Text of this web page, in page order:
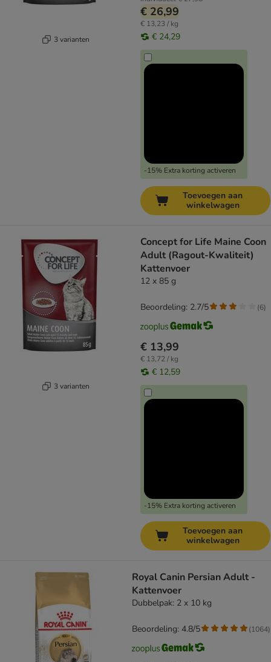
3 varianten
€ 26,99
€ 13,23 / kg
€ 24,29
-15% Extra korting activeren
Toevoegen aan
winkelwagen
3 varianten
Concept for Life Maine Coon
Adult (Ragout-Kwaliteit)
Kattenvoer
12 x 85 g
€ 13,99
€ 13,72 / kg
€ 12,59
-15% Extra korting activeren
Beoordeling: 2.7/5 (6)
Toevoegen aan
winkelwagen
Royal Canin Persian Adult -
Kattenvoer
Dubbelpak: 2 x 10 kg
Beoordeling: 4.8/5 (1064)